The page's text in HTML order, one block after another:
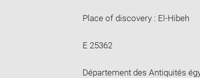
Place of discovery : El-Hibeh
E 25362
Département des Antiquités